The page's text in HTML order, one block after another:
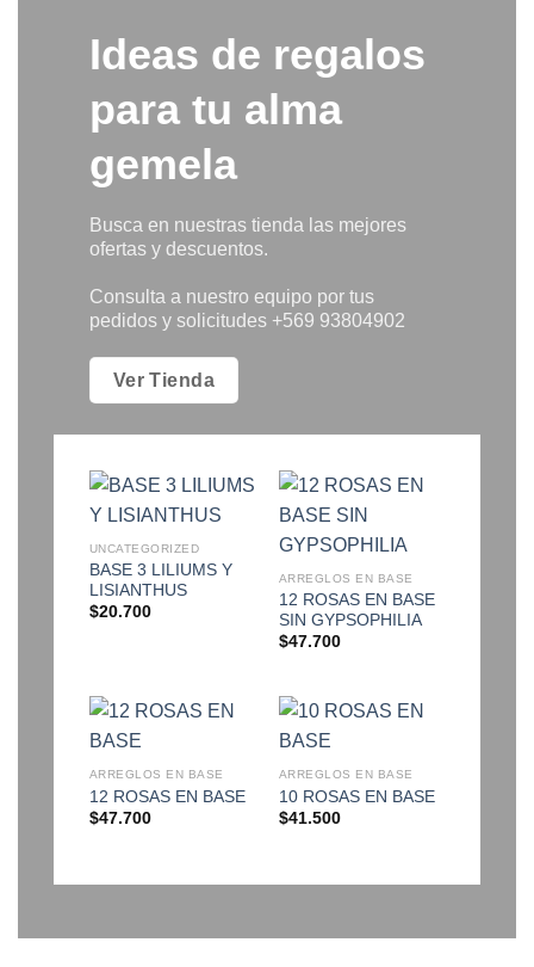
Ideas de regalos
para tu alma
gemela
Busca en nuestras tienda las mejores
ofertas y descuentos.
Consulta a nuestro equipo por tus
pedidos y solicitudes +569 93804902
Ver Tienda
UNCATEGORIZED
BASE 3 LILIUMS Y
LISIANTHUS
$20.700
ARREGLOS EN BASE
12 ROSAS EN BASE
SIN GYPSOPHILIA
$47.700
ARREGLOS EN BASE
12 ROSAS EN BASE
$47.700
ARREGLOS EN BASE
10 ROSAS EN BASE
$41.500